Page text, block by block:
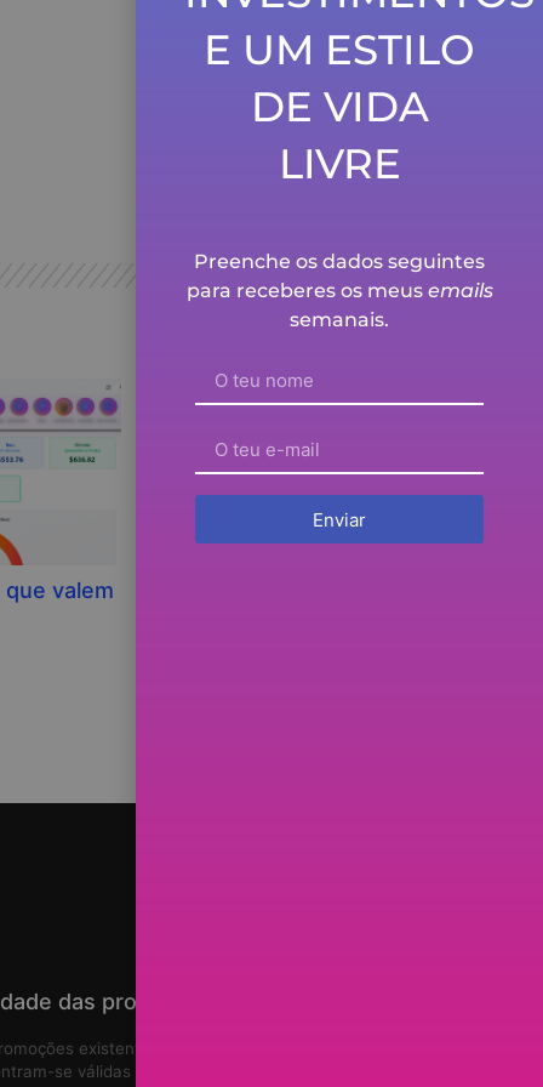
para viver!
Ver episódio
Prefiro uma atitude
mais conservadora no
cálculo do valor
intrínseco.
Ver episódio
valem
das promoções
existentes no site
se válidas de
E UM ESTILO
DE VIDA
LIVRE
Preenche os dados seguintes
para receberes os meus emails
semanais.
Enviar